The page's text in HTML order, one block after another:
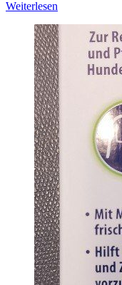
Weiterlesen